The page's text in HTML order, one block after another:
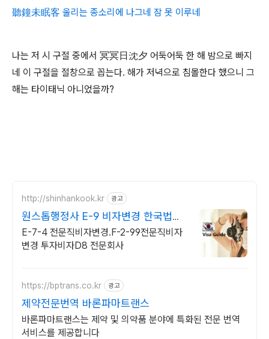
聽鐘未眠客 울리는 종소리에 나그네 잠 못 이루네
나는 저 시 구절 중에서 冥冥日沈夕 어둑어둑 한 해 밤으로 빠지
네 이 구절을 절창으로 꼽는다. 해가 저녁으로 침몰한다 했으니 그
해는 타이태닉 아니었을까?
http://shinhankook.kr 광고
원스톱행정사 E-9 비자변경 한국법위
반 출입국대행
E-7-4 전문직비자변경.F-2-99전문직비자
변경 투자비자D8 전문회사
https://bptrans.co.kr 광고
제약전문번역 바론파마트랜스
바론파마트랜스는 제약 및 의약품 분야에 특화된 전문 번역
서비스를 제공합니다